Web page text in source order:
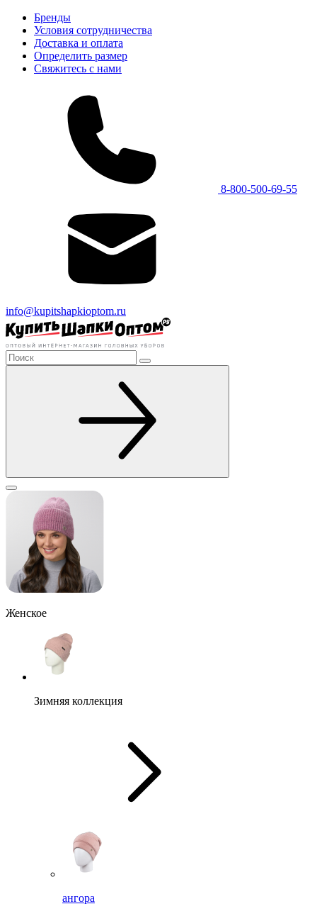
Бренды
Условия сотрудничества
Доставка и оплата
Определить размер
Свяжитесь с нами
8-800-500-69-55
info@kupitshapkioptom.ru
Женское
Зимняя коллекция
ангора